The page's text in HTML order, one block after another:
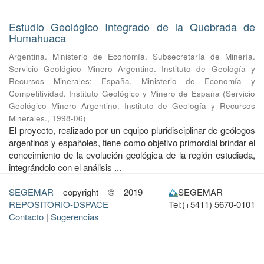
Estudio Geológico Integrado de la Quebrada de
Humahuaca
Argentina. Ministerio de Economía. Subsecretaría de Minería.
Servicio Geológico Minero Argentino. Instituto de Geología y
Recursos Minerales; España. Ministerio de Economía y
Competitividad. Instituto Geológico y Minero de España (Servicio
Geológico Minero Argentino. Instituto de Geología y Recursos
Minerales., 1998-06)
El proyecto, realizado por un equipo pluridisciplinar de geólogos
argentinos y españoles, tiene como objetivo primordial brindar el
conocimiento de la evolución geológica de la región estudiada,
integrándolo con el análisis ...
SEGEMAR copyright © 2019
REPOSITORIO-DSPACE
Contacto | Sugerencias
SEGEMAR
Tel:(+5411) 5670-0101